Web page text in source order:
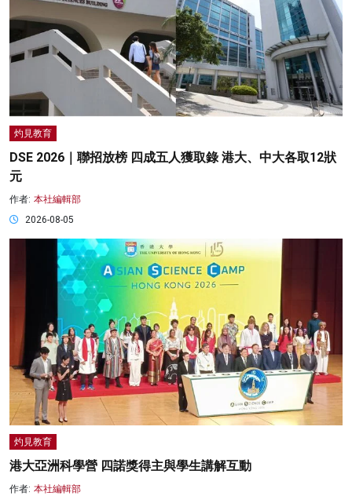
灼見教育
DSE 2026｜聯招放榜 四成五人獲取錄 港大、中大各取12狀
元
作者: 本社編輯部
2026-08-05
灼見教育
港大亞洲科學營 四諾獎得主與學生講解互動
作者: 本社編輯部